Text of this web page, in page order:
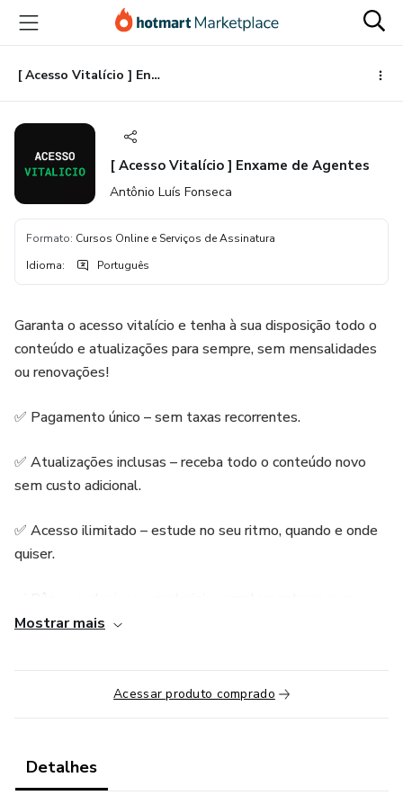
para
conteúdo
principal
para
pagamento
para
rodapé
[ Acesso Vitalício ] Enxame de Agentes
[ Acesso Vitalício ] Enxame de Agentes
Antônio Luís Fonseca
Formato: Cursos Online e Serviços de Assinatura
Idioma: Português
Garanta o acesso vitalício e tenha à sua disposição todo o
conteúdo e atualizações para sempre, sem mensalidades
ou renovações!
✅ Pagamento único – sem taxas recorrentes.
✅ Atualizações inclusas – receba todo o conteúdo novo
sem custo adicional.
✅ Acesso ilimitado – estude no seu ritmo, quando e onde
quiser.
aprofundar seu aprendizado.
🚀 Invista uma vez e aproveite para sempre!
Mostrar mais
Acessar produto comprado
Detalhes